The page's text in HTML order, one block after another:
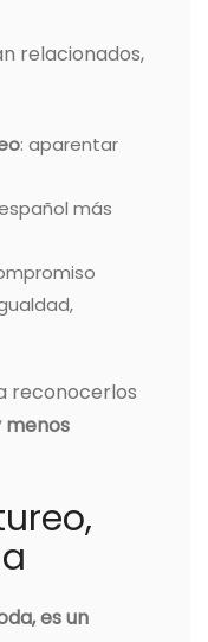
relacionados,
: aparentar
más
reconocerlos
menos
es un